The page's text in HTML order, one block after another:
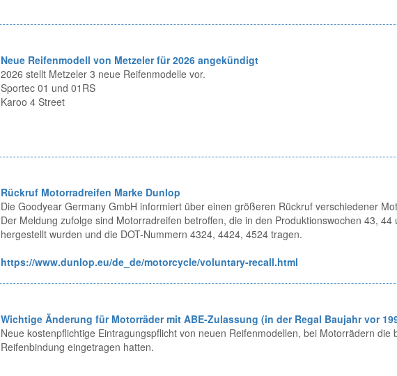
Neue Reifenmodell von Metzeler für 2026 angekündigt
2026 stellt Metzeler 3 neue Reifenmodelle vor.
Sportec 01 und 01RS
Karoo 4 Street
Rückruf Motorradreifen Marke Dunlop
Die Goodyear Germany GmbH informiert über einen größeren Rückruf verschiedener
Der Meldung zufolge sind Motorradreifen betroffen, die in den Produktionswochen 43,
hergestellt wurden und die DOT-Nummern 4324, 4424, 4524 tragen.
https://www.dunlop.eu/de_de/motorcycle/voluntary-recall.html
Wichtige Änderung für Motorräder mit ABE-Zulassung (in der Regal Baujahr vor
Neue kostenpflichtige Eintragungspflicht von neuen Reifenmodellen, bei Motorrädern die
Reifenbindung eingetragen hatten.